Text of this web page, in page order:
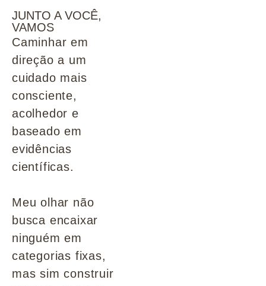
JUNTO A VOCÊ,
VAMOS
Caminhar em
direção a um
cuidado mais
consciente,
acolhedor e
baseado em
evidências
científicas.
Meu olhar não
busca encaixar
ninguém em
categorias fixas,
mas sim construir